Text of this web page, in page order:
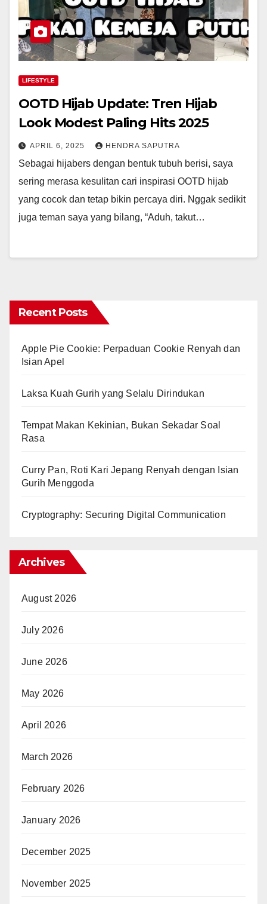
LIFESTYLE
OOTD Hijab Update: Tren Hijab
Look Modest Paling Hits 2025
APRIL 6, 2025 HENDRA SAPUTRA
Sebagai hijabers dengan bentuk tubuh berisi, saya
sering merasa kesulitan cari inspirasi OOTD hijab
yang cocok dan tetap bikin percaya diri. Nggak sedikit
juga teman saya yang bilang, “Aduh, takut…
Recent Posts
Apple Pie Cookie: Perpaduan Cookie Renyah dan
Isian Apel
Laksa Kuah Gurih yang Selalu Dirindukan
Tempat Makan Kekinian, Bukan Sekadar Soal
Rasa
Curry Pan, Roti Kari Jepang Renyah dengan Isian
Gurih Menggoda
Cryptography: Securing Digital Communication
Archives
August 2026
July 2026
June 2026
May 2026
April 2026
March 2026
February 2026
January 2026
December 2025
November 2025